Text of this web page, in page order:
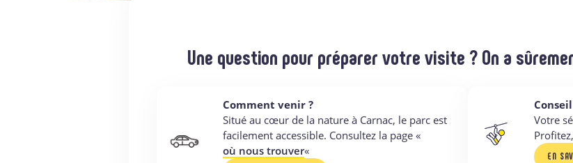
Une question pour préparer votre visite ? On a
Comment venir ?
Situé au cœur de la nature à Carnac, le parc est
facilement accessible. Consultez la page «
où nous trouver«
Votre
EN